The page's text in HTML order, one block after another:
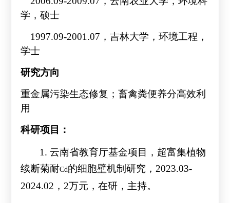
学，硕士
1997.09-2001.07 ，吉林大学，环境工程，
学士
研究方向
重金属污染生态修复；畜禽粪便养分高效利
用
科研项目：
1. 云南省教育厅基金项目 ， 超富集植物
续断菊耐Cd的细胞壁机制研究， 2023.03-
2024.02 ， 2万元，在研，主持。